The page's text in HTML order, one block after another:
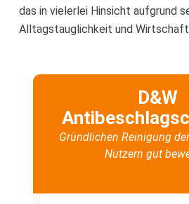
das in vielerlei Hinsicht aufgrund
Alltagstauglichkeit und
D&W
Gründlichen Reinigung
Nutzern gut